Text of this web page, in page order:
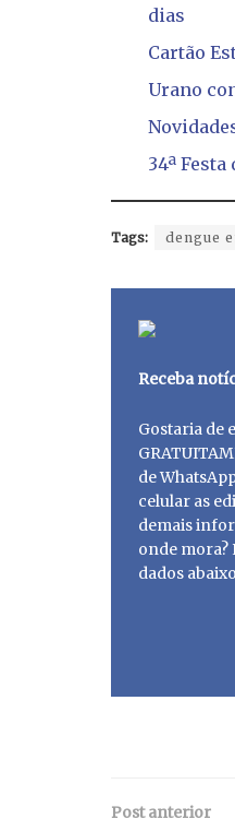
dias
Cartão
Urano
34ª
Tags: dengue
Receba
Gostaria de
de
celular as
demais
onde mora?
dados
Post anterior